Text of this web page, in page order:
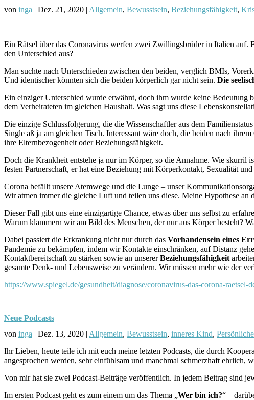
von inga | Dez. 21, 2020 | Allgemein, Bewusstsein, Beziehungsfähigkeit,
Ein Rätsel über das Coronavirus werfen zwei Zwillingsbrüder in Italien auf.
den Unterschied aus?
Man suchte nach Unterschieden zwischen den beiden, verglich BMIs,
Und identischer könnten sich die beiden körperlich gar nicht sein. Die
Ein einziger Unterschied wurde erwähnt, doch ihm wurde keine Bedeutung
dem Verheirateten im gleichen Haushalt. Was sagt uns diese
Die einzige Schlussfolgerung, die die Wissenschaftler aus dem
Single aß ja am gleichen Tisch. Interessant wäre doch, die beiden nach
ihre Elternbezogenheit oder Beziehungsfähigkeit.
Doch die Krankheit entstehe ja nur im Körper, so die Annahme. Wie skurril
festen Partnerschaft, er hat eine Beziehung mit Körperkontakt, Sexualität
Corona befällt unsere Atemwege und die Lunge – unser
Wir atmen immer die gleiche Luft und teilen uns diese. Meine Hypothese an
Dieser Fall gibt uns eine einzigartige Chance, etwas über uns selbst zu
Warum klammern wir am Bild des Menschen, der nur aus Körper besteht?
Dabei passiert die Erkrankung nicht nur durch das Vorhandensein eines
Pandemie zu bekämpfen, indem wir Kontakte einschränken, auf Distanz
Kontaktbereitschaft zu stärken sowie an unsererBeziehungsfähigkeit
gesamte Denk- und Lebensweise zu verändern. Wir müssen mehr wie der
https://www.spiegel.de/gesundheit/diagnose/coronavirus-das-corona-
Neue Podcasts
von inga | Dez. 13, 2020 | Allgemein, Bewusstsein, inneres Kind,
Ihr Lieben, heute teile ich mit euch meine letzten Podcasts, die durch
angesprochen werden, sehr einfühlsam und manchmal schmerzhaft ehrlich,
Von mir hat sie zwei Podcast-Beiträge veröffentlich. In jedem Beitrag sind
Im ersten Podcast geht es zum einem um das Thema „Wer bin ich?“ –